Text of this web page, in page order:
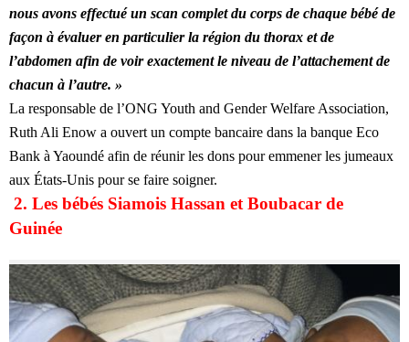
nous avons effectué un scan complet du corps de chaque bébé de
façon à évaluer en particulier la région du thorax et de
l’abdomen afin de voir exactement le niveau de l’attachement de
chacun à l’autre. »
La responsable de l’ONG Youth and Gender Welfare Association,
Ruth Ali Enow a ouvert un compte bancaire dans la banque Eco
Bank à Yaoundé afin de réunir les dons pour emmener les jumeaux
aux États-Unis pour se faire soigner.
2. Les bébés Siamois Hassan et Boubacar de
Guinée